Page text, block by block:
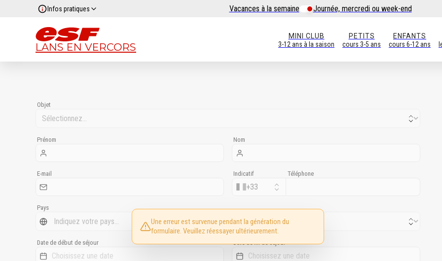
Infos pratiques Vacances à la semaine Journée, mercredi ou week-end
LANS EN VERCORS
MINI CLUB
3-12 ans à la saison
PETITS
cours 3-5 ans
ENFANTS
cours 6-12 ans
Objet
Prénom Nom
E-mail Indicatif
+33
Téléphone
Pays
Date de début de séjour Date de fin de séjour
Une erreur est survenue pendant la génération du
formulaire. Veuillez réessayer ultérieurement.